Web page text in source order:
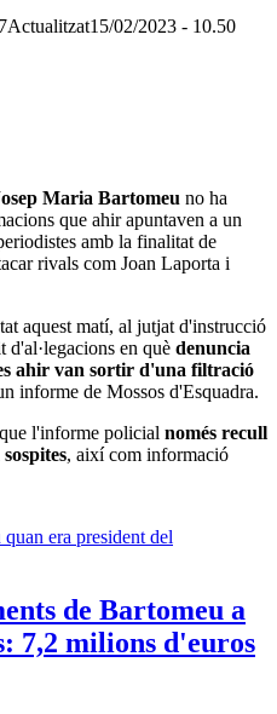
Actualitzat15/02/2023 - 10.50
Maria Bartomeu no ha
que ahir apuntaven a un
amb la finalitat de
rivals com Joan Laporta i
aquest matí, al jutjat d'instrucció
d'al·legacions en què denuncia
ahir van sortir d'una filtració
informe de Mossos d'Esquadra.
l'informe policial només recull
, així com informació